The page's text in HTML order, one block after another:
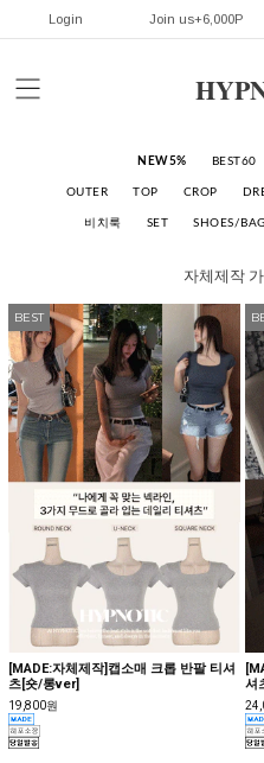
Login Join us+6,000P
NEW5% BEST60
OUTER TOP CROP
비치룩 SET SHOES/BAG
자체제작
BEST
[MADE:자체제작]캡소매 크롭 반팔 티셔
츠[숏/롱ver]
19,800원
셔